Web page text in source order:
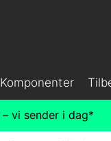
Komponenter
– vi sender i dag*